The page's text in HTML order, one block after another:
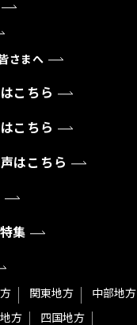
さまへ
こちら
こちら
はこちら
集
関東地方
中部地方
方
四国地方